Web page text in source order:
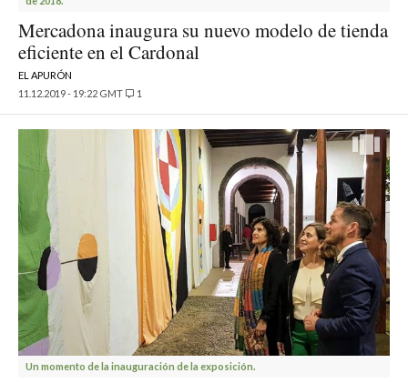
Mercadona inaugura su nuevo modelo de tienda
eficiente en el Cardonal
EL APURÓN
11.12.2019 - 19:22 GMT
1
Un momento de la inauguración de la exposición.